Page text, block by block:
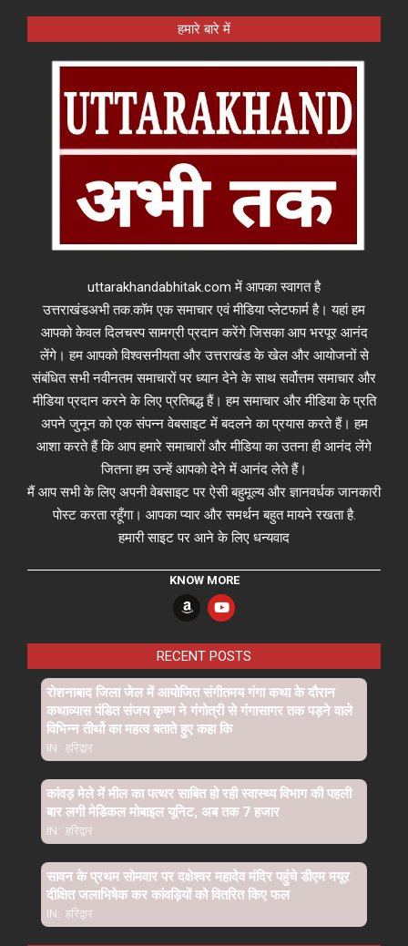
हमारे बारे में
uttarakhandabhitak.com में आपका स्वागत है
उत्तराखंडअभी तक.कॉम एक समाचार एवं मीडिया प्लेटफार्म है। यहां हम
आपको केवल दिलचस्प सामग्री प्रदान करेंगे जिसका आप भरपूर आनंद
लेंगे। हम आपको विश्वसनीयता और उत्तराखंड के खेल और आयोजनों से
संबंधित सभी नवीनतम समाचारों पर ध्यान देने के साथ सर्वोत्तम समाचार और
मीडिया प्रदान करने के लिए प्रतिबद्ध हैं। हम समाचार और मीडिया के प्रति
अपने जुनून को एक संपन्न वेबसाइट में बदलने का प्रयास करते हैं। हम
आशा करते हैं कि आप हमारे समाचारों और मीडिया का उतना ही आनंद लेंगे
जितना हम उन्हें आपको देने में आनंद लेते हैं।
मैं आप सभी के लिए अपनी वेबसाइट पर ऐसी बहुमूल्य और ज्ञानवर्धक जानकारी
पोस्ट करता रहूँगा। आपका प्यार और समर्थन बहुत मायने रखता है.
हमारी साइट पर आने के लिए धन्यवाद
KNOW MORE
RECENT POSTS
रोशनाबाद जिला जेल में आयोजित संगीतमय गंगा कथा के दौरान
कथाव्यास पंडित संजय कृष्ण ने गंगोत्री से गंगासागर तक पड़ने वाले
विभिन्न तीर्थो का महत्व बताते हुए कहा कि
IN: हरिद्वार
कांवड़ मेले में मील का पत्थर साबित हो रही स्वास्थ्य विभाग की पहली
बार लगी मेडिकल मोबाइल यूनिट, अब तक 7 हजार
IN: हरिद्वार
सावन के प्रथम सोमवार पर दक्षेश्वर महादेव मंदिर पहुंचे डीएम मयूर
दीक्षित जलाभिषेक कर कांवड़ियों को वितरित किए फल
IN: हरिद्वार